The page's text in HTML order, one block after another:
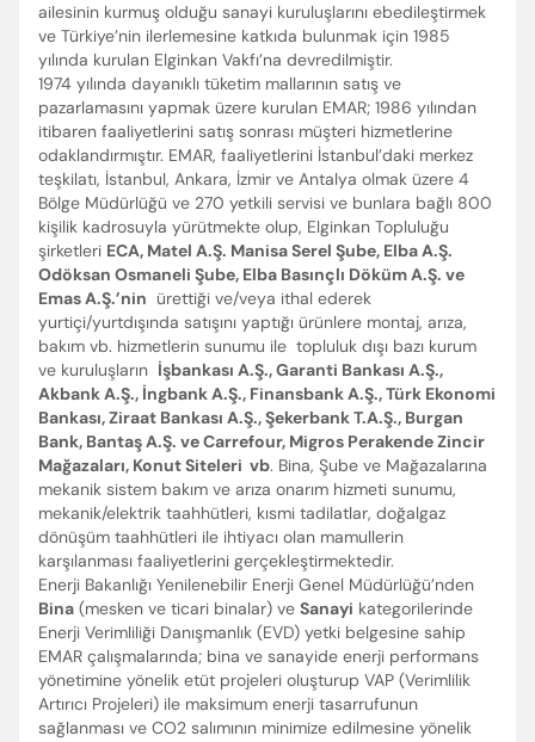
ailesinin kurmuş olduğu sanayi kuruluşlarını ebedileştirmek
ve Türkiye’nin ilerlemesine katkıda bulunmak için 1985
yılında kurulan Elginkan Vakfı’na devredilmiştir.
1974 yılında dayanıklı tüketim mallarının satış ve
pazarlamasını yapmak üzere kurulan EMAR; 1986 yılından
itibaren faaliyetlerini satış sonrası müşteri hizmetlerine
odaklandırmıştır. EMAR, faaliyetlerini İstanbul’daki merkez
teşkilatı, İstanbul, Ankara, İzmir ve Antalya olmak üzere 4
Bölge Müdürlüğü ve 270 yetkili servisi ve bunlara bağlı 800
kişilik kadrosuyla yürütmekte olup, Elginkan Topluluğu
şirketleri ECA, Matel A.Ş. Manisa Serel Şube, Elba A.Ş.
Odöksan Osmaneli Şube, Elba Basınçlı Döküm A.Ş. ve
Emas A.Ş.’nin ürettiği ve/veya ithal ederek
yurtiçi/yurtdışında satışını yaptığı ürünlere montaj, arıza,
bakım vb. hizmetlerin sunumu ile topluluk dışı bazı kurum
ve kuruluşların İşbankası A.Ş., Garanti Bankası A.Ş.,
Akbank A.Ş., İngbank A.Ş., Finansbank A.Ş., Türk Ekonomi
Bankası, Ziraat Bankası A.Ş., Şekerbank T.A.Ş., Burgan
Bank, Bantaş A.Ş. ve Carrefour, Migros Perakende Zincir
Mağazaları, Konut Siteleri vb. Bina, Şube ve Mağazalarına
mekanik sistem bakım ve arıza onarım hizmeti sunumu,
mekanik/elektrik taahhütleri, kısmi tadilatlar, doğalgaz
dönüşüm taahhütleri ile ihtiyacı olan mamullerin
karşılanması faaliyetlerini gerçekleştirmektedir.
Enerji Bakanlığı Yenilenebilir Enerji Genel Müdürlüğü’nden
Bina (mesken ve ticari binalar) ve Sanayi kategorilerinde
Enerji Verimliliği Danışmanlık (EVD) yetki belgesine sahip
EMAR çalışmalarında; bina ve sanayide enerji performans
yönetimine yönelik etüt projeleri oluşturup VAP (Verimlilik
Artırıcı Projeleri) ile maksimum enerji tasarrufunun
sağlanması ve CO2 salımının minimize edilmesine yönelik